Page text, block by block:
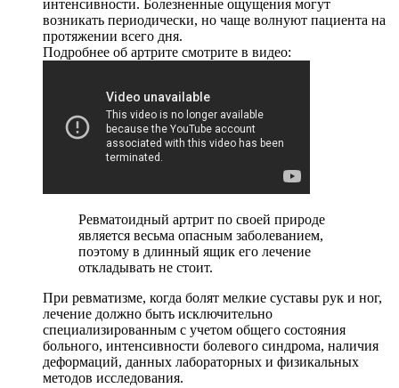
интенсивности. Болезненные ощущения могут
возникать периодически, но чаще волнуют пациента на
протяжении всего дня.
Подробнее об артрите смотрите в видео:
Ревматоидный артрит по своей природе
является весьма опасным заболеванием,
поэтому в длинный ящик его лечение
откладывать не стоит.
При ревматизме, когда болят мелкие суставы рук и ног,
лечение должно быть исключительно
специализированным с учетом общего состояния
больного, интенсивности болевого синдрома, наличия
деформаций, данных лабораторных и физикальных
методов исследования.